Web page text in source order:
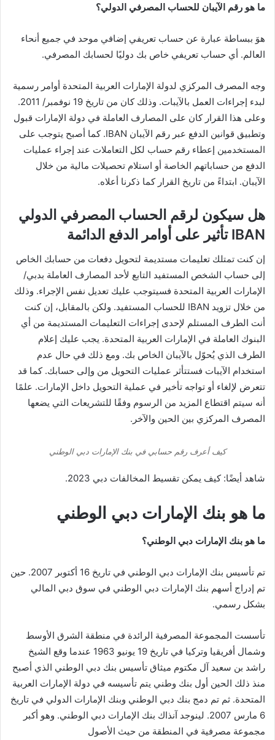
ما هو رقم الآيبان للحساب المصرفي الدولي؟
هوَ ببساطة عبارة عن حساب تعريفي إضافي موحد في جميع أنحاء
العالم. أي حساب تعريفي خاص بك دوليًا لحسابك المصرفي.
وجه المصرف المركزي لدولة الإمارات العربية المتحدة أوامر رسمية
لبدء إجراءات العمل بالآيبات. وذلك كان من تاريخ 19 نوفمبر/ 2011.
وعلى هذا القرار كان على المصارف العاملة في دولة الإمارات قبول
وتطبيق قوانين الدفع عبر رقم الآيبان IBAN. كما أصبح يتوجب على
المستخدمين إعطاء رقم حساب لكل التعاملات عند إجراء عمليات
الدفع من حساباتهم الخاصة أو استلام تحصيلات مالية من خلال
الآيبان. ابتداءً من تاريخ القرار كما ذكرنا أعلاه.
هل سيكون لرقم الحساب المصرفي الدولي
IBAN تأثير على أوامر الدفع الدائمة
إن كنت تمتلك تعليمات مستديمة لتحويل دفعات من حسابك الخاص
إلى حساب الشخص المستفيد التابع لأحد المصارف العاملة بدبي/
الإمارات العربية المتحدة فسيتوجب عليك تعديل نفس الإجراء. وذلك
من خلال تزويد IBAN للحساب المستفيد. ولكن بالمقابل، إن كنت
أنت الطرف المستلم لإحدى إجراءات التعليمات المستديمة من أي
البنوك العاملة في الإمارات العربية المتحدة. يجب عليك إعلام
الطرف الذي يُحوّل بالآيبان الخاص بك. ومع ذلك في حال عدم
استخدام الآيبات فستتأثر عمليات التحويل من وإلى حسابك. كما قد
تتعرض لإلغاء أو تواجه تأخير في عملية التحويل داخل الإمارات. علمًا
أنه سيتم اقتطاع المزيد من الرسوم وفقًا للتشريعات التي يضعها
المصرف المركزي بين الحين والآخر.
كيف أعرف رقم حسابي في بنك الإمارات دبي الوطني
شاهد أيضًا: كيف يمكن تقسيط المخالفات دبي 2023.
ما هو بنك الإمارات دبي الوطني
ما هو بنك الإمارات دبي الوطني؟
تم تأسيس بنك الإمارات دبي الوطني في تاريخ 16 أكتوبر 2007. حين
تم إدراج أسهم بنك الإمارات دبي الوطني في سوق دبي المالي
بشكل رسمي.
تأسست المجموعة المصرفية الرائدة في منطقة الشرق الأوسط
وشمال أفريقيا وتركيا في تاريخ 19 يونيو 1963 عندما وقع الشيخ
راشد بن سعيد آل مكتوم ميثاق تأسيس بنك دبي الوطني الذي أصبح
منذ ذلك الحين أول بنك وطني يتم تأسيسه في دولة الإمارات العربية
المتحدة. ثم تم دمج بنك دبي الوطني وبنك الإمارات الدولي في تاريخ
6 مارس 2007. لينوجد آنذاك بنك الإمارات دبي الوطني. وهو أكبر
مجموعة مصرفية في المنطقة من حيث الأصول